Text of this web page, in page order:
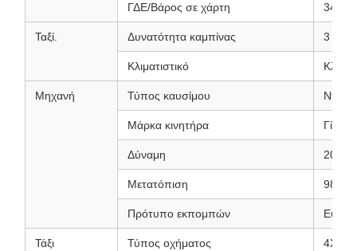
ΓΔΕ/Βάρος σε χάρτη
Ταξί. Δυνατότητα καμπίνας 3
Κλιματιστικό
Μηχανή Τύπος καυσίμου Ντίζελ
Μάρκα κινητήρα Γίγκα
Δύναμη 204
Μετατόπιση 9839
Πρότυπο εκπομπών Εύρο
Τάξι Τύπος οχήματος 4X2